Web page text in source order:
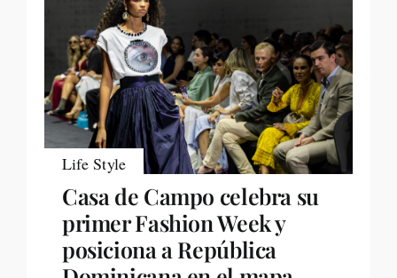
Life Style
Casa de Campo celebra su
primer Fashion Week y
posiciona a República